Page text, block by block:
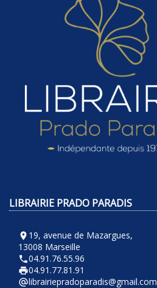
LIBRAIRIE PRADO PARADIS
room 19, avenue de Mazargues,
13008 Marseille
phone04.91.76.55.96
local_printshop04.91.77.81.91
alternate_emaillibrairiepradoparadis@gmail.com